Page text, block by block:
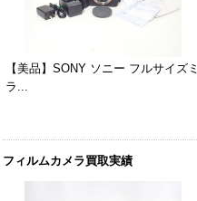
【美品】SONY ソニー フルサイズミ
ラ...
フィルムカメラ買取実績